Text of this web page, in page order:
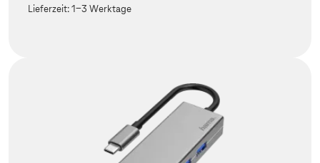
Lieferzeit:1-3 Werktage